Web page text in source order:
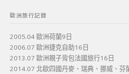
歐洲旅行記錄
2005.04 歐洲荷蘭9日
2006.07 歐洲捷克自助16日
2013.07 歐洲親子背包法國旅行16日
2014.07 北歐四國丹麥、瑞典、挪威、芬